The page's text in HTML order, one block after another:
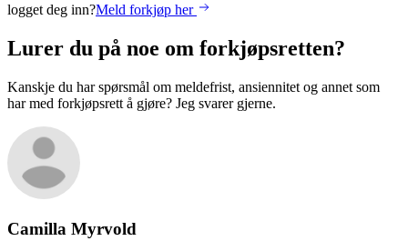
logget deg inn?Meld forkjøp her
Lurer du på noe om forkjøpsretten?
Kanskje du har spørsmål om meldefrist, ansiennitet og annet som
har med forkjøpsrett å gjøre? Jeg svarer gjerne.
Camilla Myrvold